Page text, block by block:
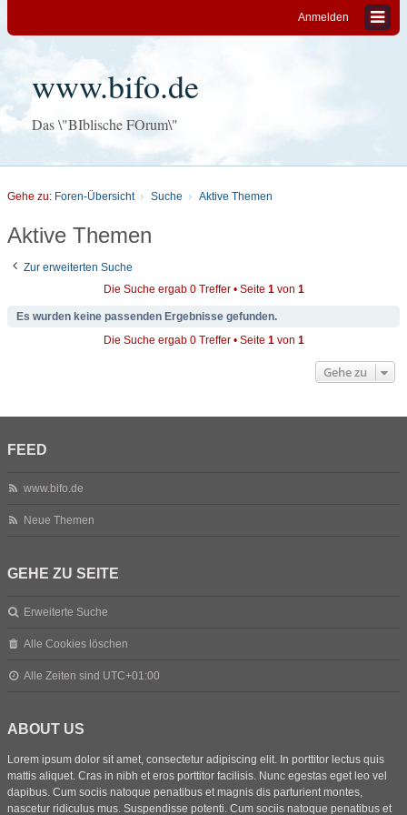
Anmelden
www.bifo.de
Das \"BIblische FOrum\"
Gehe zu: Foren-Übersicht Suche Aktive Themen
Aktive Themen
Zur erweiterten Suche
Die Suche ergab 0 Treffer • Seite 1von 1
Es wurden keine passenden Ergebnisse gefunden.
Die Suche ergab 0 Treffer • Seite 1von 1
Gehe zu
FEED
www.bifo.de
Neue Themen
GEHE ZU SEITE
Erweiterte Suche
Alle Cookies löschen
Alle Zeiten sind UTC+01:00
ABOUT US
Lorem ipsum dolor sit amet, consectetur adipiscing elit. In porttitor lectus quis
mattis aliquet. Cras in nibh et eros porttitor facilisis. Nunc egestas eget leo vel
dapibus. Cum sociis natoque penatibus et magnis dis parturient montes,
nascetur ridiculus mus. Suspendisse potenti. Cum sociis natoque penatibus et